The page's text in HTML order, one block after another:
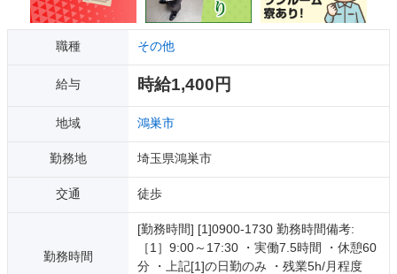
職種 その他
給与 時給1,400円
地域 鴻巣市
勤務地 埼玉県鴻巣市
交通 徒歩
勤務時間
[勤務時間] [1]0900-1730 勤務時間備考:
［1］9:00～17:30 ・実働7.5時間 ・休憩60
分 ・上記[1]の日勤のみ ・残業5h/月程度